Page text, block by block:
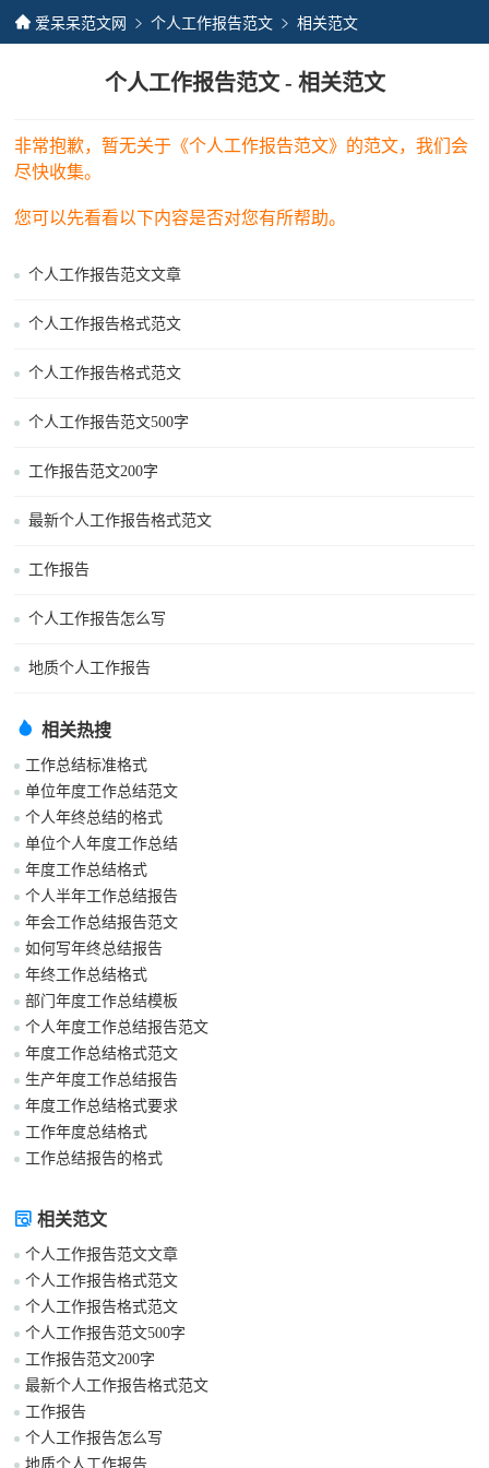
爱呆呆范文网 个人工作报告范文 相关范文
个人工作报告范文 - 相关范文
非常抱歉，暂无关于《个人工作报告范文》的范文，我们会
尽快收集。
您可以先看看以下内容是否对您有所帮助。
个人工作报告范文文章
个人工作报告格式范文
个人工作报告格式范文
个人工作报告范文500字
工作报告范文200字
最新个人工作报告格式范文
工作报告
个人工作报告怎么写
地质个人工作报告
相关热搜
工作总结标准格式
单位年度工作总结范文
个人年终总结的格式
单位个人年度工作总结
年度工作总结格式
个人半年工作总结报告
年会工作总结报告范文
如何写年终总结报告
年终工作总结格式
部门年度工作总结模板
个人年度工作总结报告范文
年度工作总结格式范文
生产年度工作总结报告
年度工作总结格式要求
工作年度总结格式
工作总结报告的格式
相关范文
个人工作报告范文文章
个人工作报告格式范文
个人工作报告格式范文
个人工作报告范文500字
工作报告范文200字
最新个人工作报告格式范文
工作报告
个人工作报告怎么写
地质个人工作报告